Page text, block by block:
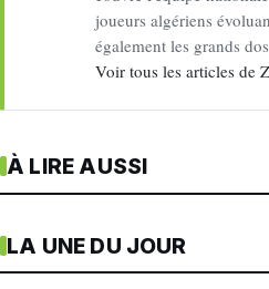
joueurs algériens
également les grands
Voir tous les articles de
À LIRE AUSSI
LA UNE DU JOUR